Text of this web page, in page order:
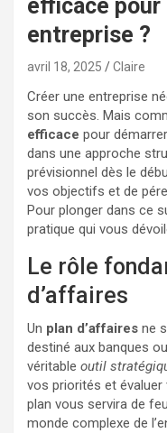
efficace pour
entreprise ?
avril 18, 2025 Claire
Créer une entreprise
son succès. Mais
efficace pour
dans une approche
prévisionnel dès le
vos objectifs et de
Pour plonger dans ce
pratique qui vous
Le rôle
d’affaires
Un plan d’affaires ne
destiné aux banques
véritable outil
vos priorités et
plan vous servira de
monde complexe de